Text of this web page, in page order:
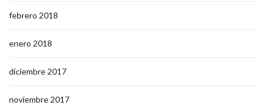
febrero 2018
enero 2018
diciembre 2017
noviembre 2017